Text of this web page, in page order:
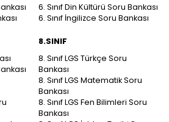
6. Sınıf Din Kültürü Soru Bankası
6. Sınıf İngilizce Soru Bankası
8.SINIF
8. Sınıf LGS Türkçe Soru
Bankası
8. Sınıf LGS Matematik Soru
Bankası
8. Sınıf LGS Fen Bilimleri Soru
Bankası